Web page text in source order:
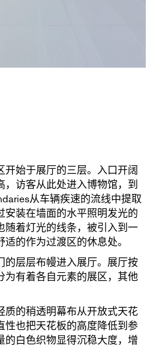
开始于展厅的三层。入口开阔
，访客从此处进入博物馆，到
从车辆疾速的流线中提取
安装在墙面的水平照明发光的
随着灯光的线条，被引入到一
的作为过渡区的休息处。
的层层布幔进入展厅。展厅按
为有着各自元素的展区，其他
质的稍透明幕布从开放式天花
性也把天花板的高度降低到参
的白色织物显得沉稳大度，增